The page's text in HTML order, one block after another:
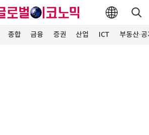
종합 금융 증권 산업 ICT 부동산·